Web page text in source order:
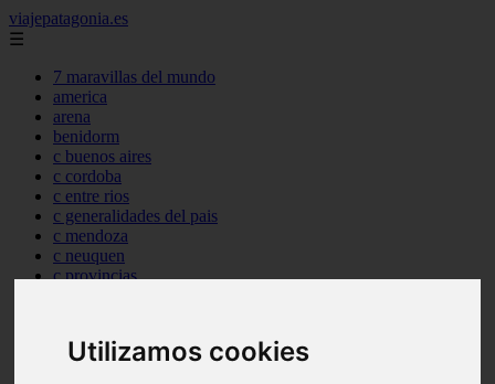
Utilizamos cookies
viajepatagonia.es
☰
7 maravillas del mundo
america
arena
benidorm
c buenos aires
c cordoba
c entre rios
c generalidades del pais
c mendoza
c neuquen
c provincias
c tucuman